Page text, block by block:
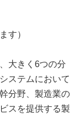
す）
大きく6つの分
ステムにおいて
分野、製造業の
スを提供する製